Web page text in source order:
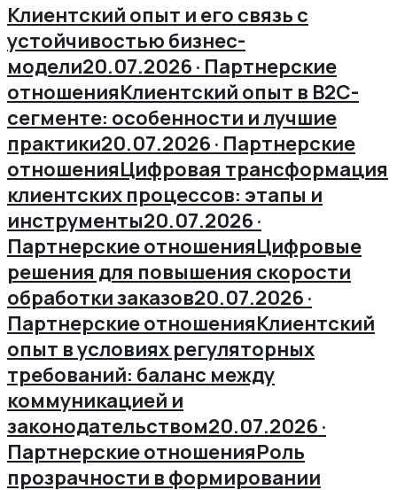
Клиентский опыт и его связь с
устойчивостью бизнес-
модели20.07.2026 · Партнерские
отношенияКлиентский опыт в B2C-
сегменте: особенности и лучшие
практики20.07.2026 · Партнерские
отношенияЦифровая трансформация
клиентских процессов: этапы и
инструменты20.07.2026 ·
Партнерские отношенияЦифровые
решения для повышения скорости
обработки заказов20.07.2026 ·
Партнерские отношенияКлиентский
опыт в условиях регуляторных
требований: баланс между
коммуникацией и
законодательством20.07.2026 ·
Партнерские отношенияРоль
прозрачности в формировании